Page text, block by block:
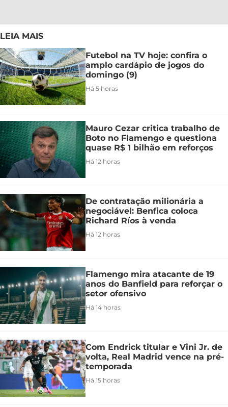
LEIA MAIS
Futebol na TV hoje: confira o
amplo cardápio de jogos do
domingo (9)
Há 5 horas
Mauro Cezar critica trabalho de
Boto no Flamengo e questiona
quase R$ 1 bilhão em reforços
Há 12 horas
De contratação milionária a
negociável: Benfica coloca
Richard Ríos à venda
Há 12 horas
Flamengo mira atacante de 19
anos do Banfield para reforçar o
setor ofensivo
Há 14 horas
Com Endrick titular e Vini Jr. de
volta, Real Madrid vence na pré-
temporada
Há 15 horas